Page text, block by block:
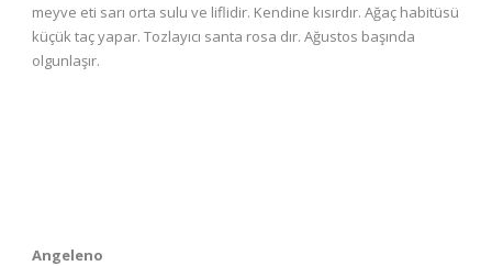
meyve eti sarı orta sulu ve liflidir. Kendine kısırdır. Ağaç habitüsü
küçük taç yapar. Tozlayıcı santa rosa dır. Ağustos başında
olgunlaşır.
Angeleno